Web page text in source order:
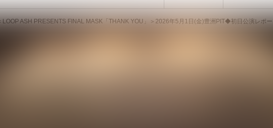
LOOP ASH PRESENTS FINAL MASK「THANK YOU」＞2026年5月1日(金)豊洲PIT◆初日公演レポー